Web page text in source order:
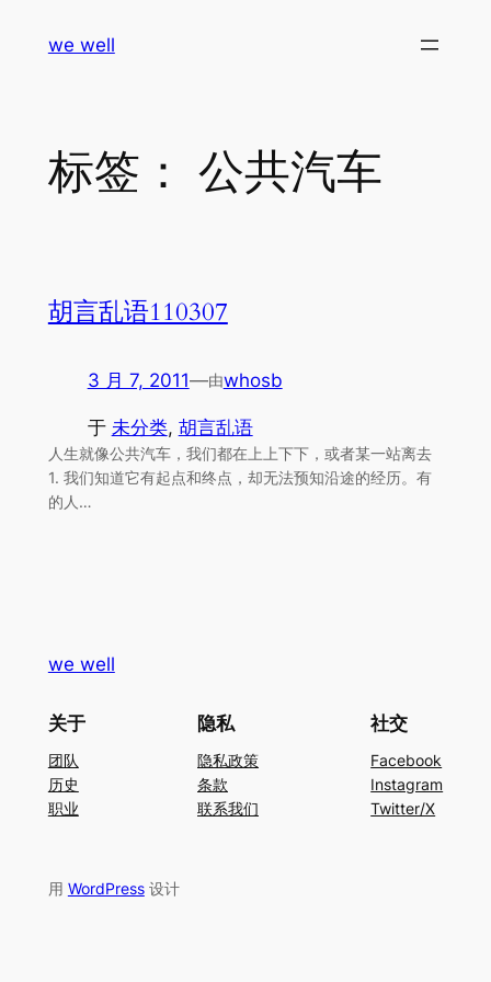
we well
标签： 公共汽车
胡言乱语110307
3 月 7, 2011—由whosb
于 未分类, 胡言乱语
人生就像公共汽车，我们都在上上下下，或者某一站离去
1. 我们知道它有起点和终点，却无法预知沿途的经历。有
的人…
we well
关于
团队
历史
职业
隐私
隐私政策
条款
联系我们
社交
Facebook
Instagram
Twitter/X
用 WordPress设计